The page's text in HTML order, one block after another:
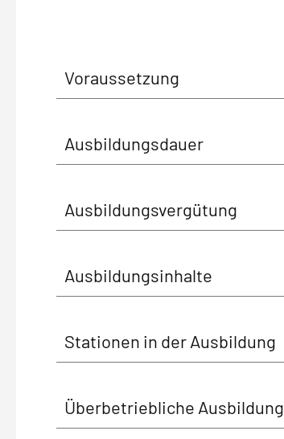
Voraussetzung
Ausbildungsdauer
Ausbildungsvergütung
Ausbildungsinhalte
Stationen in der Ausbildung
Überbetriebliche Ausbildung